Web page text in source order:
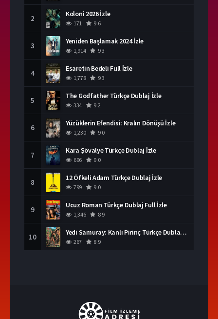
2 Koloni 2026 İzle
171 9.6
3 Yeniden Başlamak 2024 İzle
1,914 9.3
4 Esaretin Bedeli Full İzle
1,778 9.3
5 The Godfather Türkçe Dublaj İzle
334 9.2
6 Yüzüklerin Efendisi: Kralın Dönüşü İzle
1,230 9.0
7 Kara Şövalye Türkçe Dublaj İzle
696 9.0
8 12 Öfkeli Adam Türkçe Dublaj İzle
799 9.0
9 Ucuz Roman Türkçe Dublaj Full İzle
1,346 8.9
10 Yedi Samuray: Kanlı Pirinç Türkçe Dublaj İzle
267 8.9